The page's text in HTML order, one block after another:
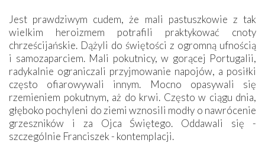
Jest prawdziwym cudem, że mali pastuszkowie z tak
wielkim heroizmem potrafili praktykować cnoty
chrześcijańskie. Dążyli do świętości z ogromną ufnością
i samozaparciem. Mali pokutnicy, w gorącej Portugalii,
radykalnie ograniczali przyjmowanie napojów, a posiłki
często ofiarowywali innym. Mocno opasywali się
rzemieniem pokutnym, aż do krwi. Często w ciągu dnia,
głęboko pochyleni do ziemi wznosili modły o nawrócenie
grzeszników i za Ojca Świętego. Oddawali się -
szczególnie Franciszek - kontemplacji.